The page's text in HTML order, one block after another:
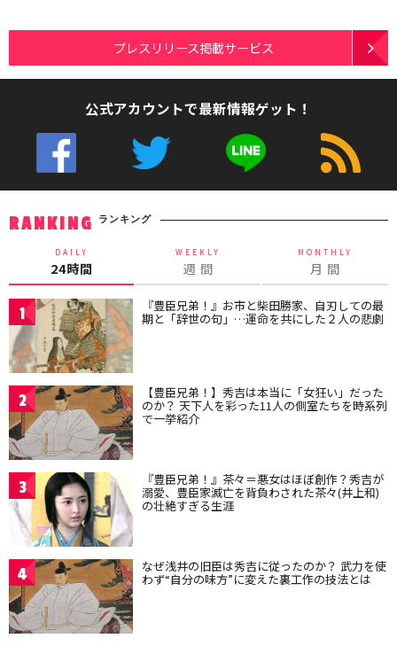
プレスリリース掲載サービス
公式アカウントで最新情報ゲット！
RANKING ランキング
DAILY
24時間
WEEKLY
週 間
MONTHLY
月 間
1 『豊臣兄弟！』お市と柴田勝家、自刃しての最
期と「辞世の句」…運命を共にした２人の悲劇
2 【豊臣兄弟！】秀吉は本当に「女狂い」だった
のか？ 天下人を彩った11人の側室たちを時系列
で一挙紹介
3 『豊臣兄弟！』茶々＝悪女はほぼ創作？秀吉が
溺愛、豊臣家滅亡を背負わされた茶々(井上和)
の壮絶すぎる生涯
4 なぜ浅井の旧臣は秀吉に従ったのか？ 武力を使
わず“自分の味方”に変えた裏工作の技法とは